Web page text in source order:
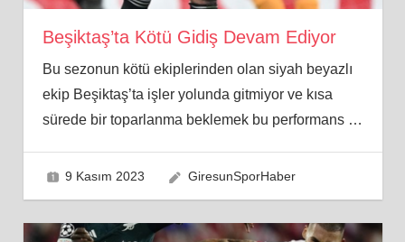
Beşiktaş’ta Kötü Gidiş Devam Ediyor
Bu sezonun kötü ekiplerinden olan siyah beyazlı
ekip Beşiktaş’ta işler yolunda gitmiyor ve kısa
sürede bir toparlanma beklemek bu performans …
9 Kasım 2023 GiresunSporHaber